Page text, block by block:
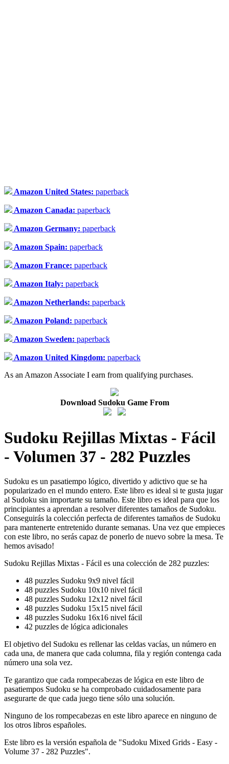
Amazon United States: paperback
Amazon Canada: paperback
Amazon Germany: paperback
Amazon Spain: paperback
Amazon France: paperback
Amazon Italy: paperback
Amazon Netherlands: paperback
Amazon Poland: paperback
Amazon Sweden: paperback
Amazon United Kingdom: paperback
As an Amazon Associate I earn from qualifying purchases.
Download Sudoku Game From
Sudoku Rejillas Mixtas - Fácil
- Volumen 37 - 282 Puzzles
Sudoku es un pasatiempo lógico, divertido y adictivo que se ha
popularizado en el mundo entero. Este libro es ideal si te gusta jugar
al Sudoku sin importarte su tamaño. Este libro es ideal para que los
principiantes a aprendan a resolver diferentes tamaños de Sudoku.
Conseguirás la colección perfecta de diferentes tamaños de Sudoku
para mantenerte entretenido durante semanas. Una vez que empieces
con este libro, no serás capaz de ponerlo de nuevo sobre la mesa. Te
hemos avisado!
Sudoku Rejillas Mixtas - Fácil es una colección de 282 puzzles:
48 puzzles Sudoku 9x9 nivel fácil
48 puzzles Sudoku 10x10 nivel fácil
48 puzzles Sudoku 12x12 nivel fácil
48 puzzles Sudoku 15x15 nivel fácil
48 puzzles Sudoku 16x16 nivel fácil
42 puzzles de lógica adicionales
El objetivo del Sudoku es rellenar las celdas vacías, un número en
cada una, de manera que cada columna, fila y región contenga cada
número una sola vez.
Te garantizo que cada rompecabezas de lógica en este libro de
pasatiempos Sudoku se ha comprobado cuidadosamente para
asegurarte de que cada juego tiene sólo una solución.
Ninguno de los rompecabezas en este libro aparece en ninguno de
los otros libros españoles.
Este libro es la versión española de "Sudoku Mixed Grids - Easy -
Volume 37 - 282 Puzzles".